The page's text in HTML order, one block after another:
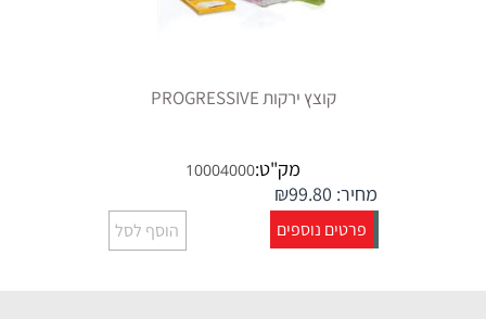
קוצץ ירקות PROGRESSIVE
מק"ט:10004000
מחיר: ₪99.80
פרטים נוספים הוסף לסל